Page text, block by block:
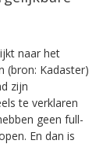
naar het
(bron: Kadaster)
zijn
te verklaren
geen full-
En dan is